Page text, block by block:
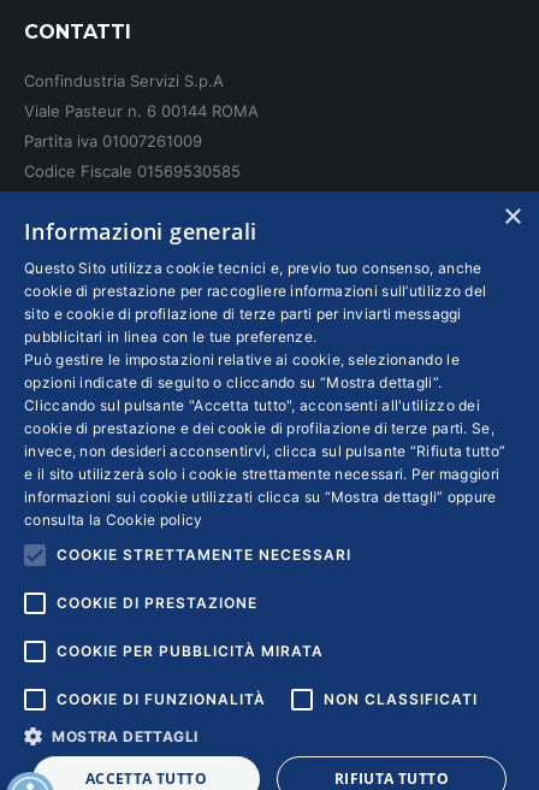
opens
new
window
opens
window
opens
window
CONTATTI
Confindustria Servizi S.p.A
Viale Pasteur n. 6 00144 ROMA
Partita iva 01007261009
Codice Fiscale 01569530585
INFO LEGALI
Colophon editoriali
Disclaimer
Privacy
Coordinate Bancarie
Copyright © 2018 | Confindustria Servizi S.p.a. Partita iva
×
Informazioni generali
Questo Sito utilizza cookie tecnici e, previo tuo consenso, anche
cookie di prestazione per raccogliere informazioni sull’utilizzo del
sito e cookie di profilazione di terze parti per inviarti messaggi
pubblicitari in linea con le tue preferenze.
Può gestire le impostazioni relative ai cookie, selezionando le
opzioni indicate di seguito o cliccando su “Mostra dettagli”.
Cliccando sul pulsante "Accetta tutto", acconsenti all'utilizzo dei
cookie di prestazione e dei cookie di profilazione di terze parti. Se,
invece, non desideri acconsentirvi, clicca sul pulsante “Rifiuta tutto”
e il sito utilizzerà solo i cookie strettamente necessari. Per maggiori
informazioni sui cookie utilizzati clicca su “Mostra dettagli” oppure
consulta la Cookie policy
COOKIE STRETTAMENTE NECESSARI
COOKIE DI PRESTAZIONE
COOKIE PER PUBBLICITÀ MIRATA
COOKIE DI FUNZIONALITÀ NON CLASSIFICATI
MOSTRA DETTAGLI
ACCETTA TUTTO RIFIUTA TUTTO